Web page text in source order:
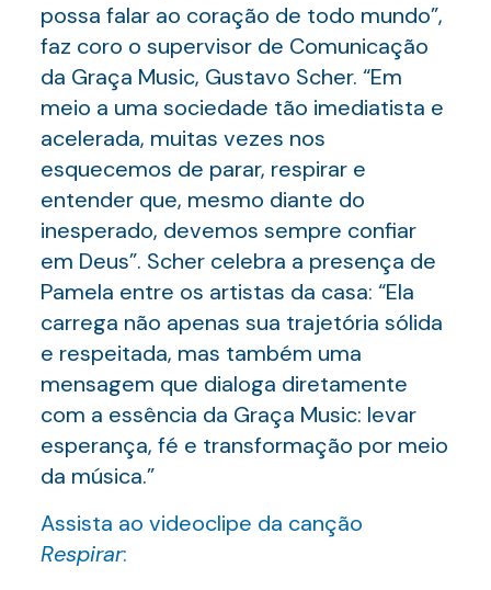
possa falar ao coração de todo mundo”,
faz coro o supervisor de Comunicação
da Graça Music, Gustavo Scher. “Em
meio a uma sociedade tão imediatista e
acelerada, muitas vezes nos
esquecemos de parar, respirar e
entender que, mesmo diante do
inesperado, devemos sempre confiar
em Deus”. Scher celebra a presença de
Pamela entre os artistas da casa: “Ela
carrega não apenas sua trajetória sólida
e respeitada, mas também uma
mensagem que dialoga diretamente
com a essência da Graça Music: levar
esperança, fé e transformação por meio
da música.”
Assista ao videoclipe da canção
Respirar: